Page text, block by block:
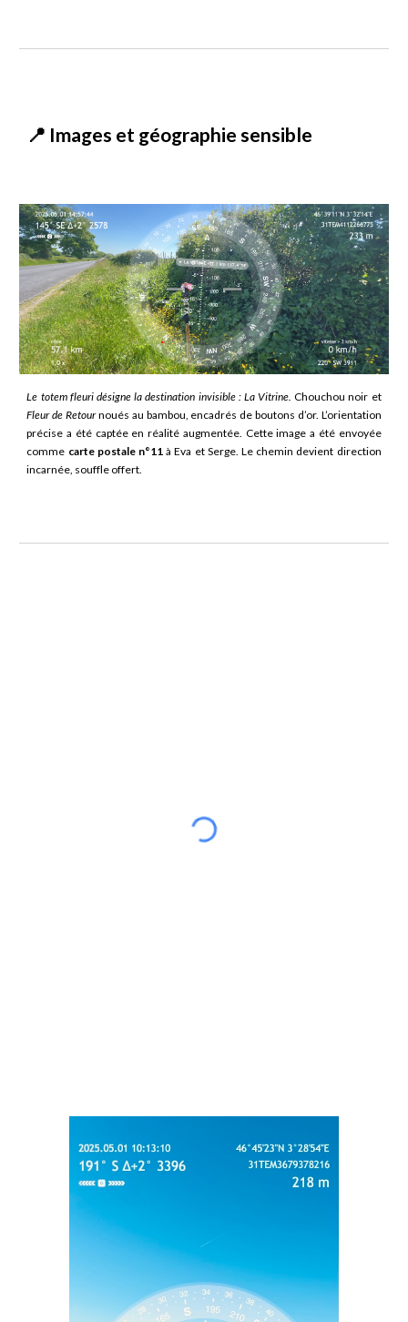
📍 Images et géographie sensible
Le totem fleuri désigne la destination invisible : La Vitrine.Chouchou noir et
Fleur de Retournoués au bambou, encadrés de boutons d’or. L’orientation
précise a été captée en réalité augmentée. Cette image a été envoyée
comme carte postale n°11 à Eva et Serge. Le chemin devient direction
incarnée, souffle offert.